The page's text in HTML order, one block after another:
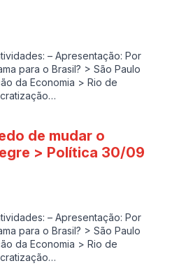
– Apresentação: Por
para o Brasil? > São Paulo
da Economia > Rio de
de mudar o
> Política 30/09
– Apresentação: Por
para o Brasil? > São Paulo
da Economia > Rio de